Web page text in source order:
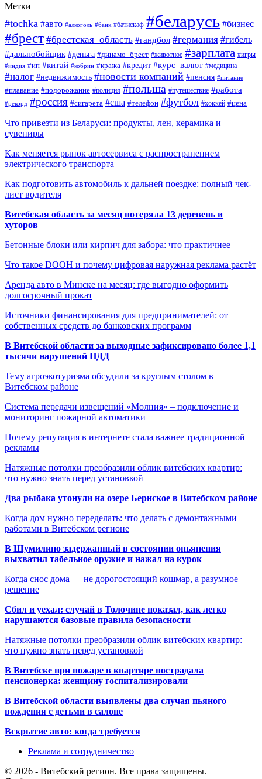
Метки
#tochka #авто #алкоголь #банк #батискаф #беларусь #бизнес
#брест #брестская_область #гандбол #германия #гибель
#дальнобойщик #деньга #динамо_брест #животное #зарплата #игры
#индия #ип #китай #кобрин #кража #кредит #курс_валют #медицина
#налог #недвижимость #новости компаний #пенсия #питание
#плавание #подорожание #полиция #польша #путешествие #работа
#рекорд #россия #сигарета #сша #телефон #футбол #хоккей #цена
Что привезти из Беларуси: продукты, лен, керамика и
сувениры
Как меняется рынок автосервиса с распространением
электрического транспорта
Как подготовить автомобиль к дальней поездке: полный чек-
лист водителя
Витебская область за месяц потеряла 13 деревень и
хуторов
Бетонные блоки или кирпич для забора: что практичнее
Что такое DOOH и почему цифровая наружная реклама растёт
Аренда авто в Минске на месяц: где выгодно оформить
долгосрочный прокат
Источники финансирования для предпринимателей: от
собственных средств до банковских программ
В Витебской области за выходные зафиксировано более 1,1
тысячи нарушений ПДД
Тему агроэкотуризма обсудили за круглым столом в
Витебском районе
Система передачи извещений «Молния» – подключение и
мониторинг пожарной автоматики
Почему репутация в интернете стала важнее традиционной
рекламы
Натяжные потолки преобразили облик витебских квартир:
что нужно знать перед установкой
Два рыбака утонули на озере Бернское в Витебском районе
Когда дом нужно переделать: что делать с демонтажными
работами в Витебском регионе
В Шумилино задержанный в состоянии опьянения
выхватил табельное оружие и нажал на курок
Когда снос дома — не дорогостоящий кошмар, а разумное
решение
Сбил и уехал: случай в Толочине показал, как легко
нарушаются базовые правила безопасности
Натяжные потолки преобразили облик витебских квартир:
что нужно знать перед установкой
В Витебске при пожаре в квартире пострадала
пенсионерка: женщину госпитализировали
В Витебской области выявлены два случая пьяного
вождения с детьми в салоне
Вскрытие авто: когда требуется
Реклама и сотрудничество
© 2026 - Витебский регион. Все права защищены.